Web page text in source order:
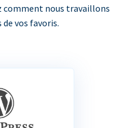
comment nous travaillons
vos favoris.